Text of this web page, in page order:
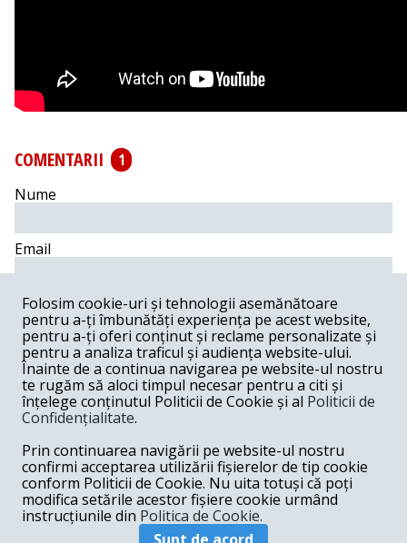
COMENTARII
1
Nume
Email
Comentariu
Postează comentariu
De unde știe șeful nu știu cui ce va fi în viitor? Media a
ajuns o scenă de teatru, iar politicienii actori închipuiți
jucând personaje absurde. Teatru prost, teatru isteric în
căutare de spectatori slabi de minte.
Folosim cookie-uri și tehnologii asemănătoare
pentru a-ți îmbunătăți experiența pe acest website,
pentru a-ți oferi conținut și reclame personalizate și
pentru a analiza traficul și audiența website-ului.
Înainte de a continua navigarea pe website-ul nostru
te rugăm să aloci timpul necesar pentru a citi și
înțelege conținutul Politicii de Cookie și al Politicii de
Confidențialitate.
Prin continuarea navigării pe website-ul nostru
confirmi acceptarea utilizării fișierelor de tip cookie
conform Politicii de Cookie. Nu uita totuși că poți
modifica setările acestor fișiere cookie urmând
instrucțiunile din Politica de Cookie.